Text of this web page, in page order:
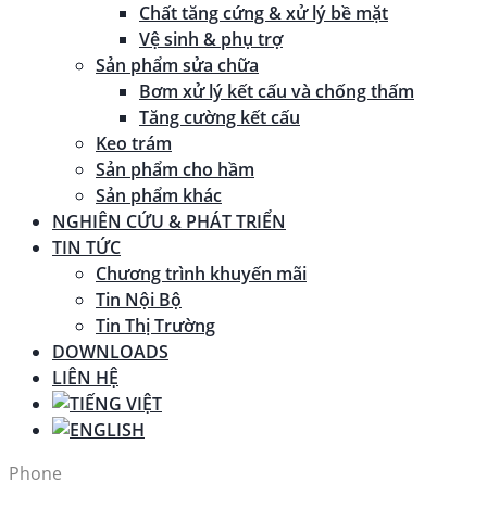
Chất tăng cứng & xử lý bề mặt
Vệ sinh & phụ trợ
Sản phẩm sửa chữa
Bơm xử lý kết cấu và chống thấm
Tăng cường kết cấu
Keo trám
Sản phẩm cho hầm
Sản phẩm khác
NGHIÊN CỨU & PHÁT TRIỂN
TIN TỨC
Chương trình khuyến mãi
Tin Nội Bộ
Tin Thị Trường
DOWNLOADS
LIÊN HỆ
Phone